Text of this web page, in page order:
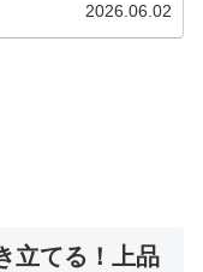
2026.06.02
立てる！上品